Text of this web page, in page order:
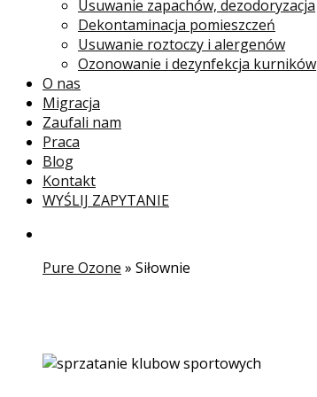
Usuwanie zapachów, dezodoryzacja
Dekontaminacja pomieszczeń
Usuwanie roztoczy i alergenów
Ozonowanie i dezynfekcja kurników
O nas
Migracja
Zaufali nam
Praca
Blog
Kontakt
WYŚLIJ ZAPYTANIE
Pure Ozone » Siłownie